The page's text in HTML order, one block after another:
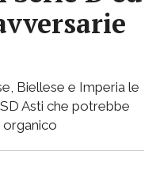
Biellese e Imperia le
Asti che potrebbe
organico